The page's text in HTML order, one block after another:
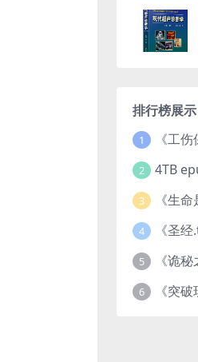
排行榜展示
1
2
3
4
5
6